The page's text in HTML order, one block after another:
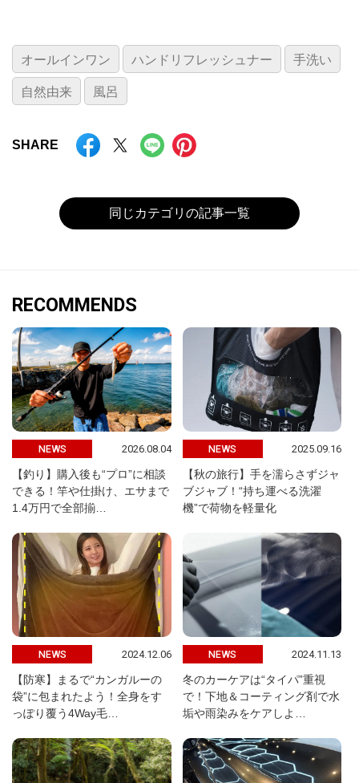
オールインワン ハンドリフレッシュナー 手洗い
自然由来 風呂
SHARE
同じカテゴリの記事一覧
RECOMMENDS
NEWS 2026.08.04
【釣り】購入後も“プロ”に相談
できる！竿や仕掛け、エサまで
1.4万円で全部揃…
NEWS 2025.09.16
【秋の旅行】手を濡らさずジャ
ブジャブ！“持ち運べる洗濯
機”で荷物を軽量化
NEWS 2024.12.06
【防寒】まるで“カンガルーの
袋”に包まれたよう！全身をす
っぽり覆う4Way毛…
NEWS 2024.11.13
冬のカーケアは“タイパ”重視
で！下地＆コーティング剤で水
垢や雨染みをケアしよ…